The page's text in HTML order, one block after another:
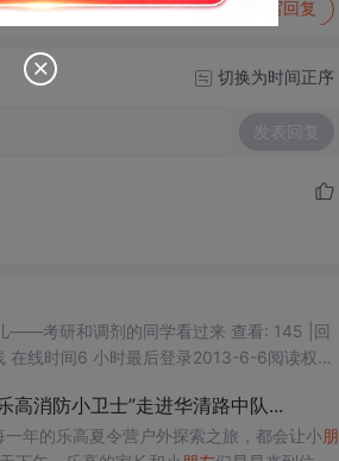
写回复
切换为时间正序
发表回复
高消防小卫士”走进华清路中队...
年的乐高夏令营户外探索之旅，都会让小朋